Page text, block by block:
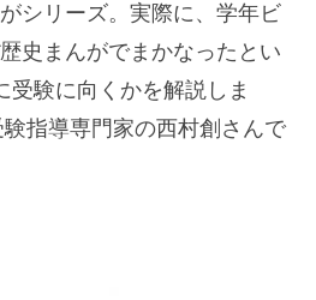
シリーズ。実際に、学年ビ
史まんがでまかなったとい
験に向くかを解説しま
指導専門家の西村創さんで